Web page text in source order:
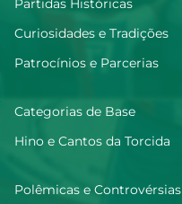
Curiosidades e Tradições
Patrocínios e Parcerias
Categorias de Base
Hino e Cantos da Torcida
Polêmicas e Controvérsias